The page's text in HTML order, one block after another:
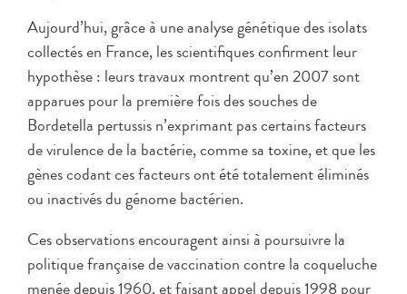
Aujourd’hui, grâce à une analyse génétique des isolats
collectés en France, les scientifiques confirment leur
hypothèse : leurs travaux montrent qu’en 2007 sont
apparues pour la première fois des souches de
Bordetella pertussis n’exprimant pas certains facteurs
de virulence de la bactérie, comme sa toxine, et que les
gènes codant ces facteurs ont été totalement éliminés
ou inactivés du génome bactérien.
Ces observations encouragent ainsi à poursuivre la
politique française de vaccination contre la coqueluche
menée depuis 1960, et faisant appel depuis 1998 pour